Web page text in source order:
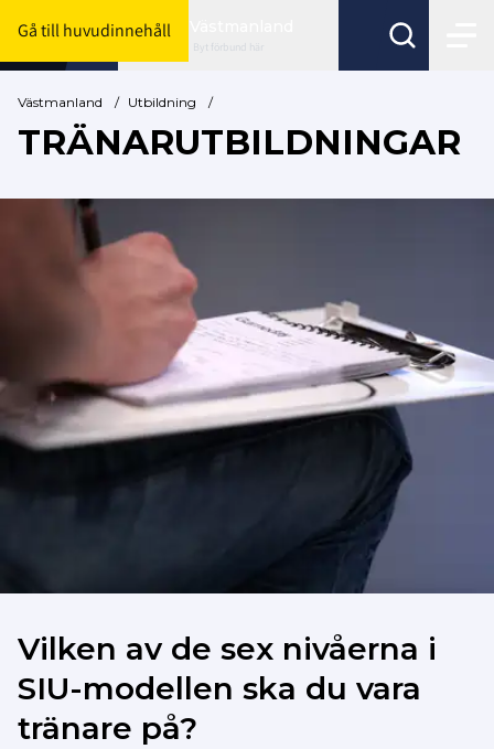
Gå till huvudinnehåll
Byt förbund här
Västmanland / Utbildning /
TRÄNARUTBILDNINGAR
Vilken av de sex nivåerna i
SIU-modellen ska du vara
tränare på?